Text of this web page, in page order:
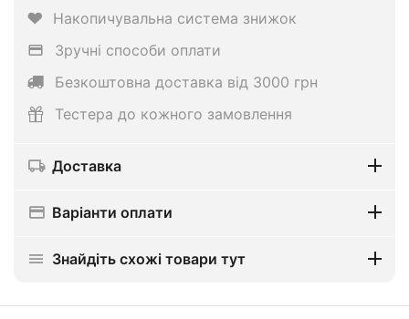
Накопичувальна система знижок
Зручні способи оплати
Безкоштовна доставка від 3000 грн
Тестера до кожного замовлення
Доставка
Варіанти оплати
Знайдіть схожі товари тут